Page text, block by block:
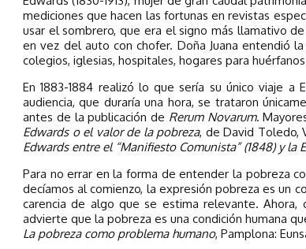
mediciones que hacen las fortunas en revistas
usar el sombrero, que era el signo más llamativo
en vez del auto con chofer. Doña Juana entendió
colegios, iglesias, hospitales, hogares para
En 1883-1884 realizó lo que sería su único viaje
audiencia, que duraría una hora, se trataron
antes de la publicación de Rerum Novarum.
Edwards o el valor de la pobreza, de David Toledo,
Edwards entre el “Manifiesto Comunista” (1848) y la
Para no errar en la forma de entender la pobreza
decíamos al comienzo, la expresión pobreza es un
carencia de algo que se estima relevante.
advierte que la pobreza es una condición humana
La pobreza como problema humano, Pamplona: